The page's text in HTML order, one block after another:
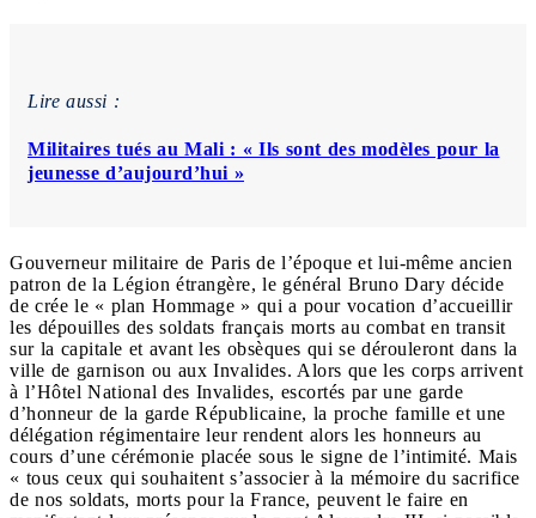
Lire aussi :
Militaires tués au Mali : « Ils sont des modèles pour la
jeunesse d’aujourd’hui »
Gouverneur militaire de Paris de l’époque et lui-même ancien
patron de la Légion étrangère, le général Bruno Dary décide
de crée le « plan Hommage » qui a pour vocation d’accueillir
les dépouilles des soldats français morts au combat en transit
sur la capitale et avant les obsèques qui se dérouleront dans la
ville de garnison ou aux Invalides. Alors que les corps arrivent
à l’Hôtel National des Invalides, escortés par une garde
d’honneur de la garde Républicaine, la proche famille et une
délégation régimentaire leur rendent alors les honneurs au
cours d’une cérémonie placée sous le signe de l’intimité. Mais
« tous ceux qui souhaitent s’associer à la mémoire du sacrifice
de nos soldats, morts pour la France, peuvent le faire en